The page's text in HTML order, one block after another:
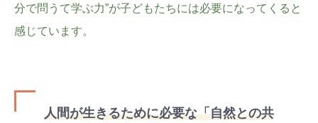
分で問うて学ぶ力”が子どもたちには必要になってくると
感じています。
人間が生きるために必要な「自然との共